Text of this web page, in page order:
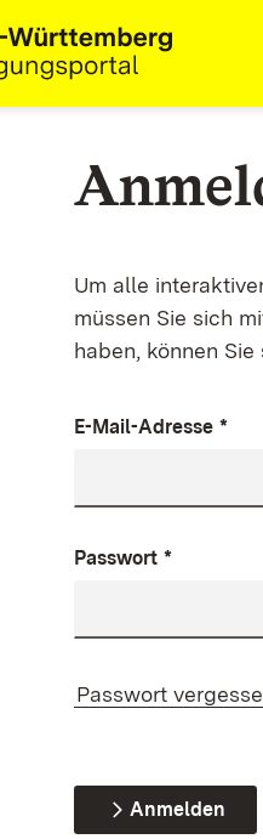
Um alle
müssen Sie sich
haben, können
E-Mail-Adresse *
Passwort *
Passwort
Anmelden